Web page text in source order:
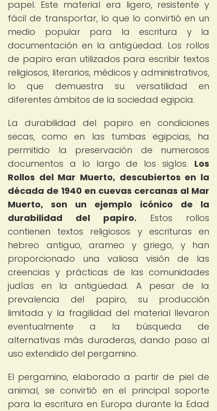
papel. Este material era ligero, resistente y
fácil de transportar, lo que lo convirtió en un
medio popular para la escritura y la
documentación en la antigüedad. Los rollos
de papiro eran utilizados para escribir textos
religiosos, literarios, médicos y administrativos,
lo que demuestra su versatilidad en
diferentes ámbitos de la sociedad egipcia.
La durabilidad del papiro en condiciones
secas, como en las tumbas egipcias, ha
permitido la preservación de numerosos
documentos a lo largo de los siglos. Los
Rollos del Mar Muerto, descubiertos en la
década de 1940 en cuevas cercanas al Mar
Muerto, son un ejemplo icónico de la
durabilidad del papiro. Estos rollos
contienen textos religiosos y escrituras en
hebreo antiguo, arameo y griego, y han
proporcionado una valiosa visión de las
creencias y prácticas de las comunidades
judías en la antigüedad. A pesar de la
prevalencia del papiro, su producción
limitada y la fragilidad del material llevaron
eventualmente a la búsqueda de
alternativas más duraderas, dando paso al
uso extendido del pergamino.
El pergamino, elaborado a partir de piel de
animal, se convirtió en el principal soporte
para la escritura en Europa durante la Edad